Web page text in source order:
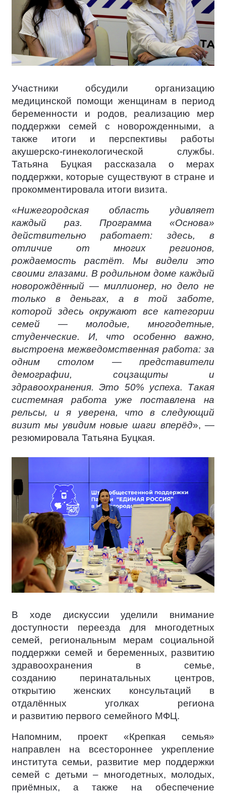
Участники обсудили организацию
медицинской помощи женщинам в период
беременности и родов, реализацию мер
поддержки семей с новорожденными, а
также итоги и перспективы работы
акушерско-гинекологической службы.
Татьяна Буцкая рассказала о мерах
поддержки, которые существуют в стране и
прокомментировала итоги визита.
«Нижегородская область удивляет
каждый раз. Программа «Основа»
действительно работает: здесь, в
отличие от многих регионов,
рождаемость растёт. Мы видели это
своими глазами. В родильном доме каждый
новорождённый — миллионер, но дело не
только в деньгах, а в той заботе,
которой здесь окружают все категории
семей — молодые, многодетные,
студенческие. И, что особенно важно,
выстроена межведомственная работа: за
одним столом — представители
демографии, соцзащиты и
здравоохранения. Это 50% успеха. Такая
системная работа уже поставлена на
рельсы, и я уверена, что в следующий
визит мы увидим новые шаги вперёд», —
резюмировала Татьяна Буцкая.
В ходе дискуссии уделили внимание
доступности переезда для многодетных
семей, региональным мерам социальной
поддержки семей и беременных, развитию
здравоохранения в семье,
созданию перинатальных центров,
открытию женских консультаций в
отдалённых уголках региона
и развитию первого семейного МФЦ.
Напомним, проект «Крепкая семья»
направлен на всестороннее укрепление
института семьи, развитие мер поддержки
семей с детьми – многодетных, молодых,
приёмных, а также на обеспечение